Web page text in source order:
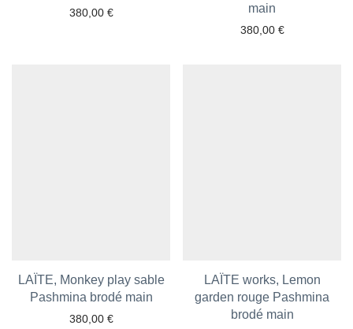
380,00 €
main
380,00 €
Ajouter aux favoris
LAÏTE, Monkey play sable
Pashmina brodé main
380,00 €
Ajouter aux favoris
LAÏTE works, Lemon
garden rouge Pashmina
brodé main
Ajouter aux favoris